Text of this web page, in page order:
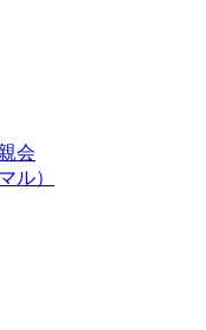
会
ル）